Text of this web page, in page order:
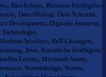
, Blockchain, Business Intelligence
, Data-Mining, Data-Scientist,
Development, Digitaler Assistent,
Technologie,
Interface, IIoT-Lösungen,
, Java, Künstliche Intelligenz
Lernen, Microsoft Azure,
, Screendesign, Scrum,